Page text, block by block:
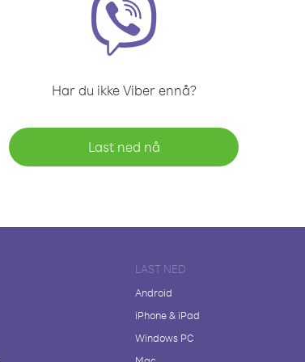
Har du ikke Viber ennå?
Last ned nå
LAST NED
Android
iPhone & iPad
Windows PC